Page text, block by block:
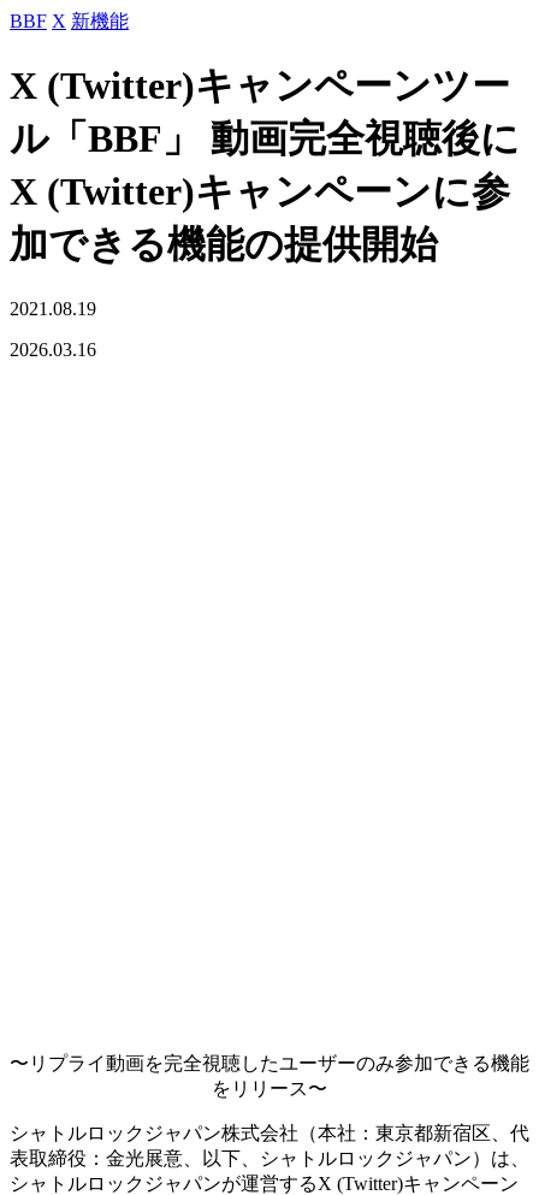
BBF X 新機能
X (Twitter)キャンペーンツー
ル「BBF」 動画完全視聴後に
X (Twitter)キャンペーンに参
加できる機能の提供開始
2021.08.19
2026.03.16
〜リプライ動画を完全視聴したユーザーのみ参加できる機能
をリリース〜
シャトルロックジャパン株式会社（本社：東京都新宿区、代
表取締役：金光展意、以下、シャトルロックジャパン）は、
シャトルロックジャパンが運営するX (Twitter)キャンペーン